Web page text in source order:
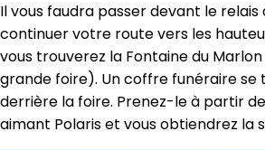
Il vous faudra passer devant le relais
continuer votre route vers les
vous trouverez la Fontaine du
grande foire). Un coffre funéraire se
derrière la foire. Prenez-le à partir
aimant Polaris et vous obtiendrez la